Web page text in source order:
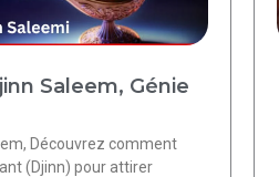
Saleem, Génie
Découvrez comment
(Djinn) pour attirer